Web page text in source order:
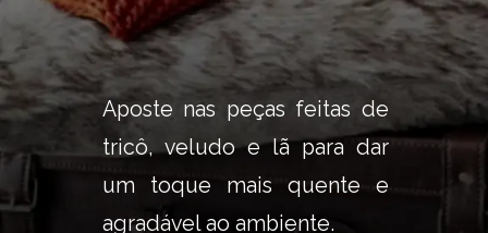
Aposte nas peças feitas de
tricô, veludo e lã para dar
um toque mais quente e
agradável ao ambiente.